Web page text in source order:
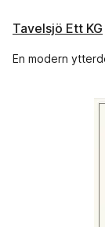
Tavelsjö Ett KG
En modern